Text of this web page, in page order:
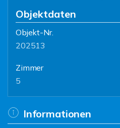
Objektdaten
Objekt-Nr.
202513
Zimmer
5
Informationen